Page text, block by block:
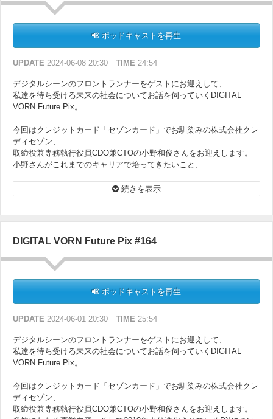
ポッドキャストを再生
UPDATE 2024-06-08 20:30 TIME 24:54
デジタルシーンのフロントランナーをゲストにお迎えして、
私達を待ち受ける未来の社会についてお話を伺っていくDIGITAL
VORN Future Pix。
今回はクレジットカード「セゾンカード」でお馴染みの株式会社クレ
ディセゾン、
取締役兼専務執行役員CDO兼CTOの小野和俊さんをお迎えします。
小野さんがこれまでのキャリアで培ってきたいこと、
続きを表示
DIGITAL VORN Future Pix #164
ポッドキャストを再生
UPDATE 2024-06-01 20:30 TIME 25:54
デジタルシーンのフロントランナーをゲストにお迎えして、
私達を待ち受ける未来の社会についてお話を伺っていくDIGITAL
VORN Future Pix。
今回はクレジットカード「セゾンカード」でお馴染みの株式会社クレ
ディセゾン、
取締役兼専務執行役員CDO兼CTOの小野和俊さんをお迎えします。